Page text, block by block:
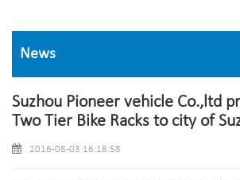
News
Suzhou Pioneer vehicle Co.,ltd
Two Tier Bike Racks to city of
2016-08-03 16:18:58